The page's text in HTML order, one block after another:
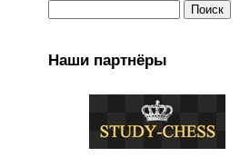
Наши партнёры